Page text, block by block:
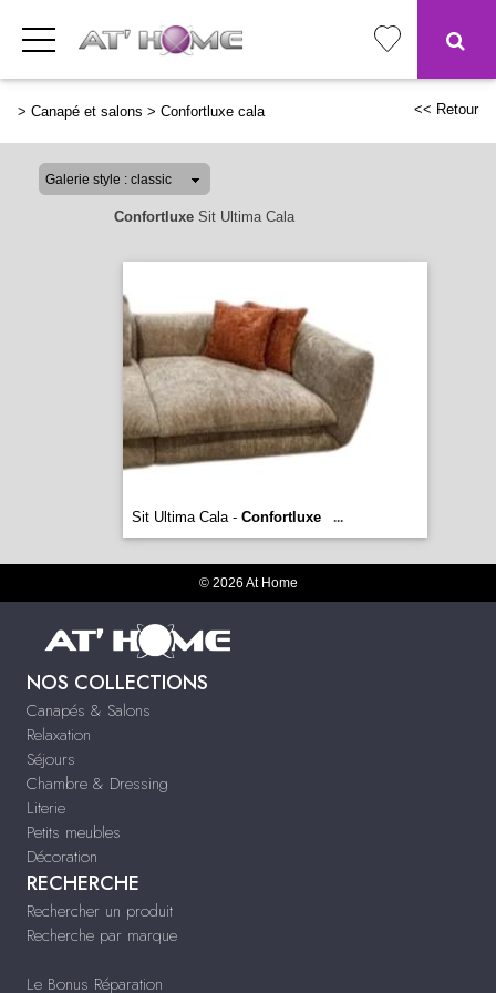
> Canapé et salons > Confortluxe cala << Retour
ConfortluxeSit Ultima Cala
Sit Ultima Cala - Confortluxe ...
© 2026 At Home
NOS COLLECTIONS
Canapés & Salons
Relaxation
Séjours
Chambre & Dressing
Literie
Petits meubles
Décoration
RECHERCHE
Rechercher un produit
Recherche par marque
Le Bonus Réparation